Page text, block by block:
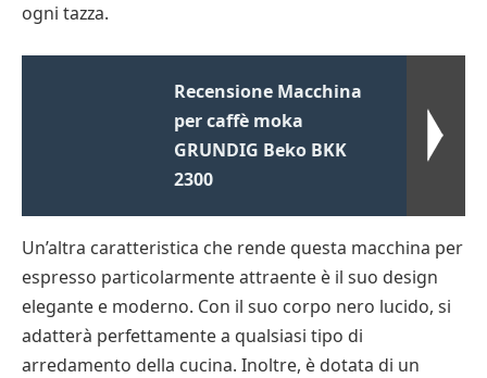
ogni tazza.
Recensione Macchina
per caffè moka
GRUNDIG Beko BKK
2300
Un’altra caratteristica che rende questa macchina per
espresso particolarmente attraente è il suo design
elegante e moderno. Con il suo corpo nero lucido, si
adatterà perfettamente a qualsiasi tipo di
arredamento della cucina. Inoltre, è dotata di un